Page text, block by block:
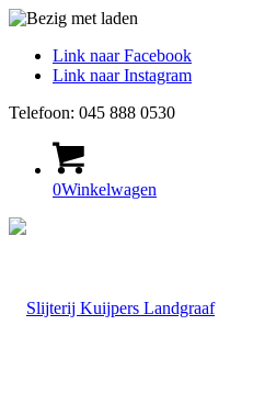
Link naar Facebook
Link naar Instagram
Telefoon: 045 888 0530
0Winkelwagen